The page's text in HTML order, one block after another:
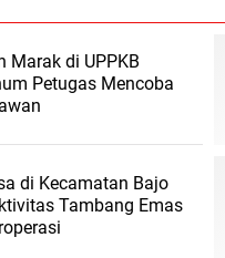
Marak di UPPKB
Petugas Mencoba
di Kecamatan Bajo
Tambang Emas